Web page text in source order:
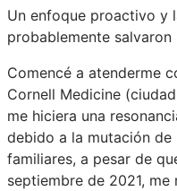
Un enfoque proactivo y
probablemente salvaron
Comencé a atenderme
Cornell Medicine
me hiciera una
debido a la mutación de
familiares, a pesar de
septiembre de 2021, me